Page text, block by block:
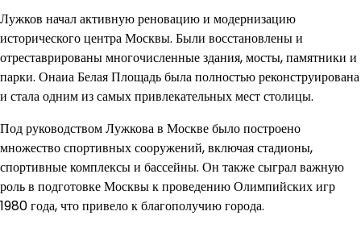
Лужков начал активную реновацию и модернизацию
исторического центра Москвы. Были восстановлены и
отреставрированы многочисленные здания, мосты, памятники и
парки. Онаиа Белая Площадь была полностью реконструирована
и стала одним из самых привлекательных мест столицы.
Под руководством Лужкова в Москве было построено
множество спортивных сооружений, включая стадионы,
спортивные комплексы и бассейны. Он также сыграл важную
роль в подготовке Москвы к проведению Олимпийских игр
1980 года, что привело к благополучию города.